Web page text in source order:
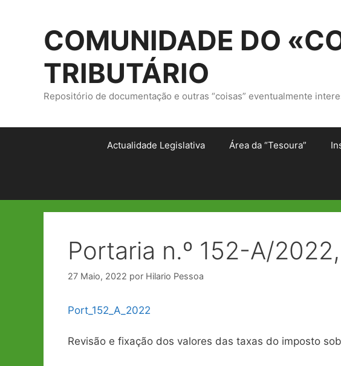
COMUNIDADE DO
TRIBUTÁRIO
Repositório de documentação e outras “coisas” eventualmente
Actualidade Legislativa Área da “Tesoura”
Portaria n.º 152-A/
27 Maio, 2022 por Hilario Pessoa
Port_152_A_2022
Revisão e fixação dos valores das taxas do imposto